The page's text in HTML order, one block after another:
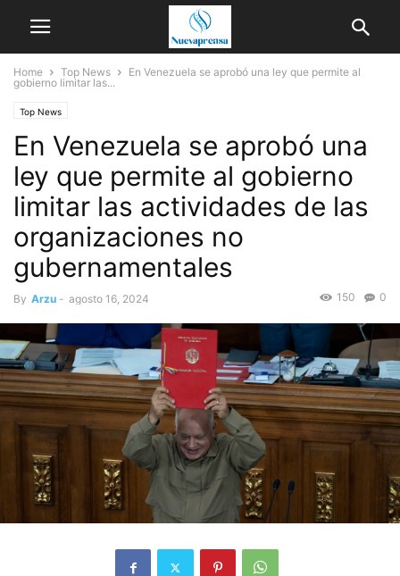
Home Top News
En Venezuela se aprobó una ley que permite al
gobierno limitar las...
Top News
En Venezuela se aprobó una
ley que permite al gobierno
limitar las actividades de las
organizaciones no
gubernamentales
By Arzu - agosto 16, 2024 0
150